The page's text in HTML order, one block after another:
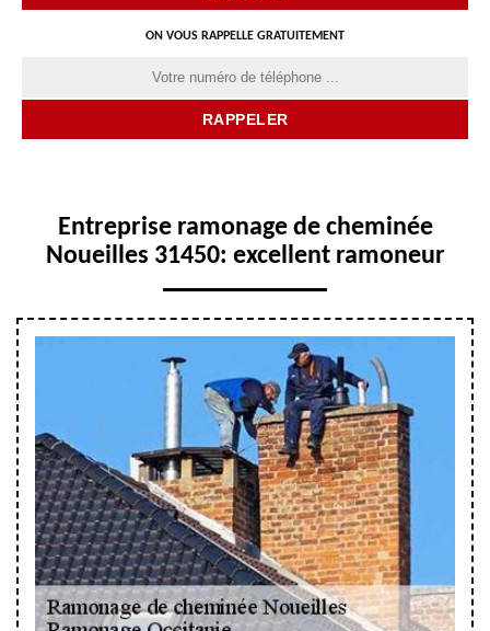
ON VOUS RAPPELLE GRATUITEMENT
Entreprise ramonage de cheminée
Noueilles 31450: excellent ramoneur